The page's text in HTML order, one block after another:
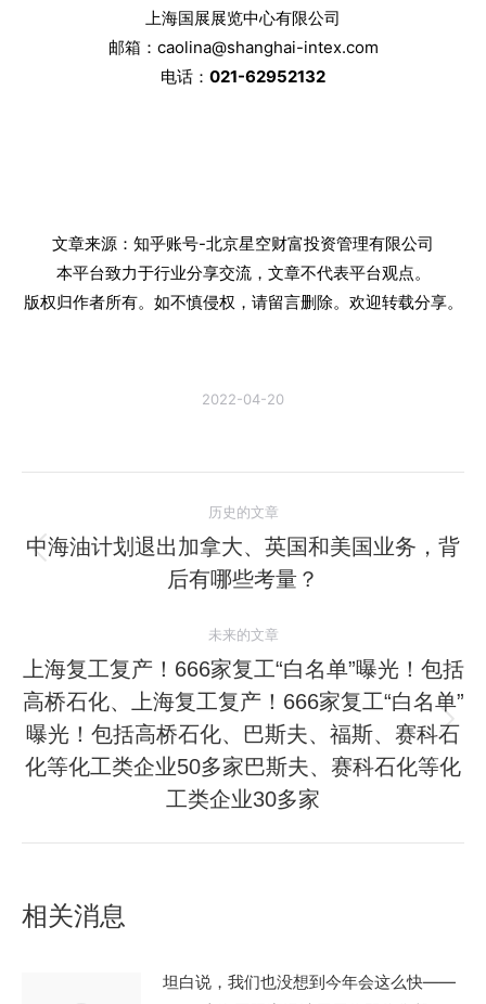
上海国展展览中心有限公司
邮箱：caolina@shanghai-intex.com
电话： 021-62952132
文章来源：知乎账号-北京星空财富投资管理有限公司
本平台致力于行业分享交流，文章不代表平台观点。
版权归作者所有。如不慎侵权，请留言删除。欢迎转载分享。
2022-04-20
章
历史的文章
历
史
章：
中海油计划退出加拿大、英国和美国业务，背
后有哪些考量？
未来的文章
未
来
的
章：
上海复工复产！666家复工“白名单”曝光！包括
高桥石化、上海复工复产！666家复工“白名单”
曝光！包括高桥石化、巴斯夫、福斯、赛科石
化等化工类企业50多家巴斯夫、赛科石化等化
工类企业30多家
相关消息
坦白说，我们也没想到今年会这么快——